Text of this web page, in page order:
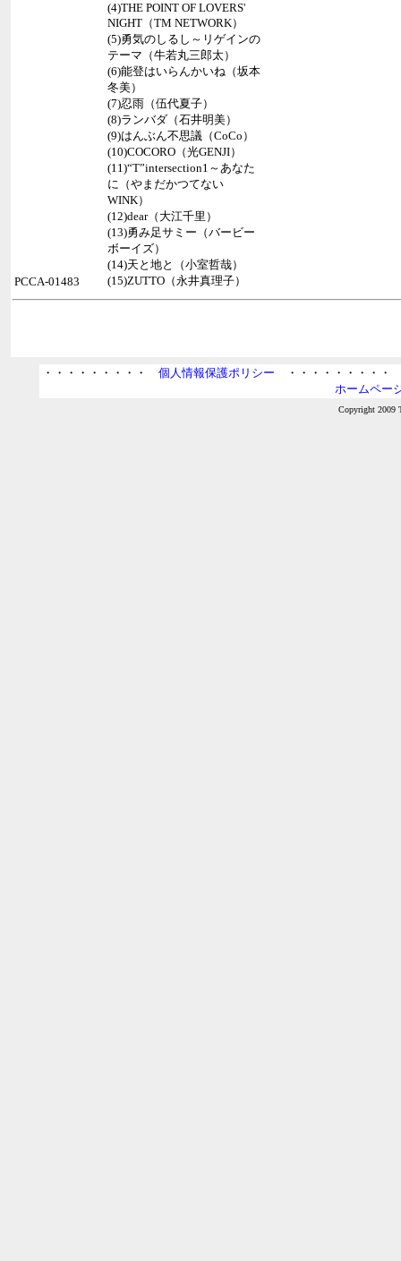
(4)THE POINT OF LOVERS'
NIGHT（TM NETWORK）
(5)勇気のしるし～リゲインの
テーマ（牛若丸三郎太）
(6)能登はいらんかいね（坂本
冬美）
(7)忍雨（伍代夏子）
(8)ランバダ（石井明美）
(9)はんぶん不思議（CoCo）
(10)COCORO（光GENJI）
(11)“T”intersection1～あなた
に（やまだかつてない
WINK）
(12)dear（大江千里）
(13)勇み足サミー（バービー
ボーイズ）
(14)天と地と（小室哲哉）
(15)ZUTTO（永井真理子）
PCCA-01483
・・・・・・・・・ 個人情報保護ポリシー ・・・・・・・・
ホームペー
Copyright 2009